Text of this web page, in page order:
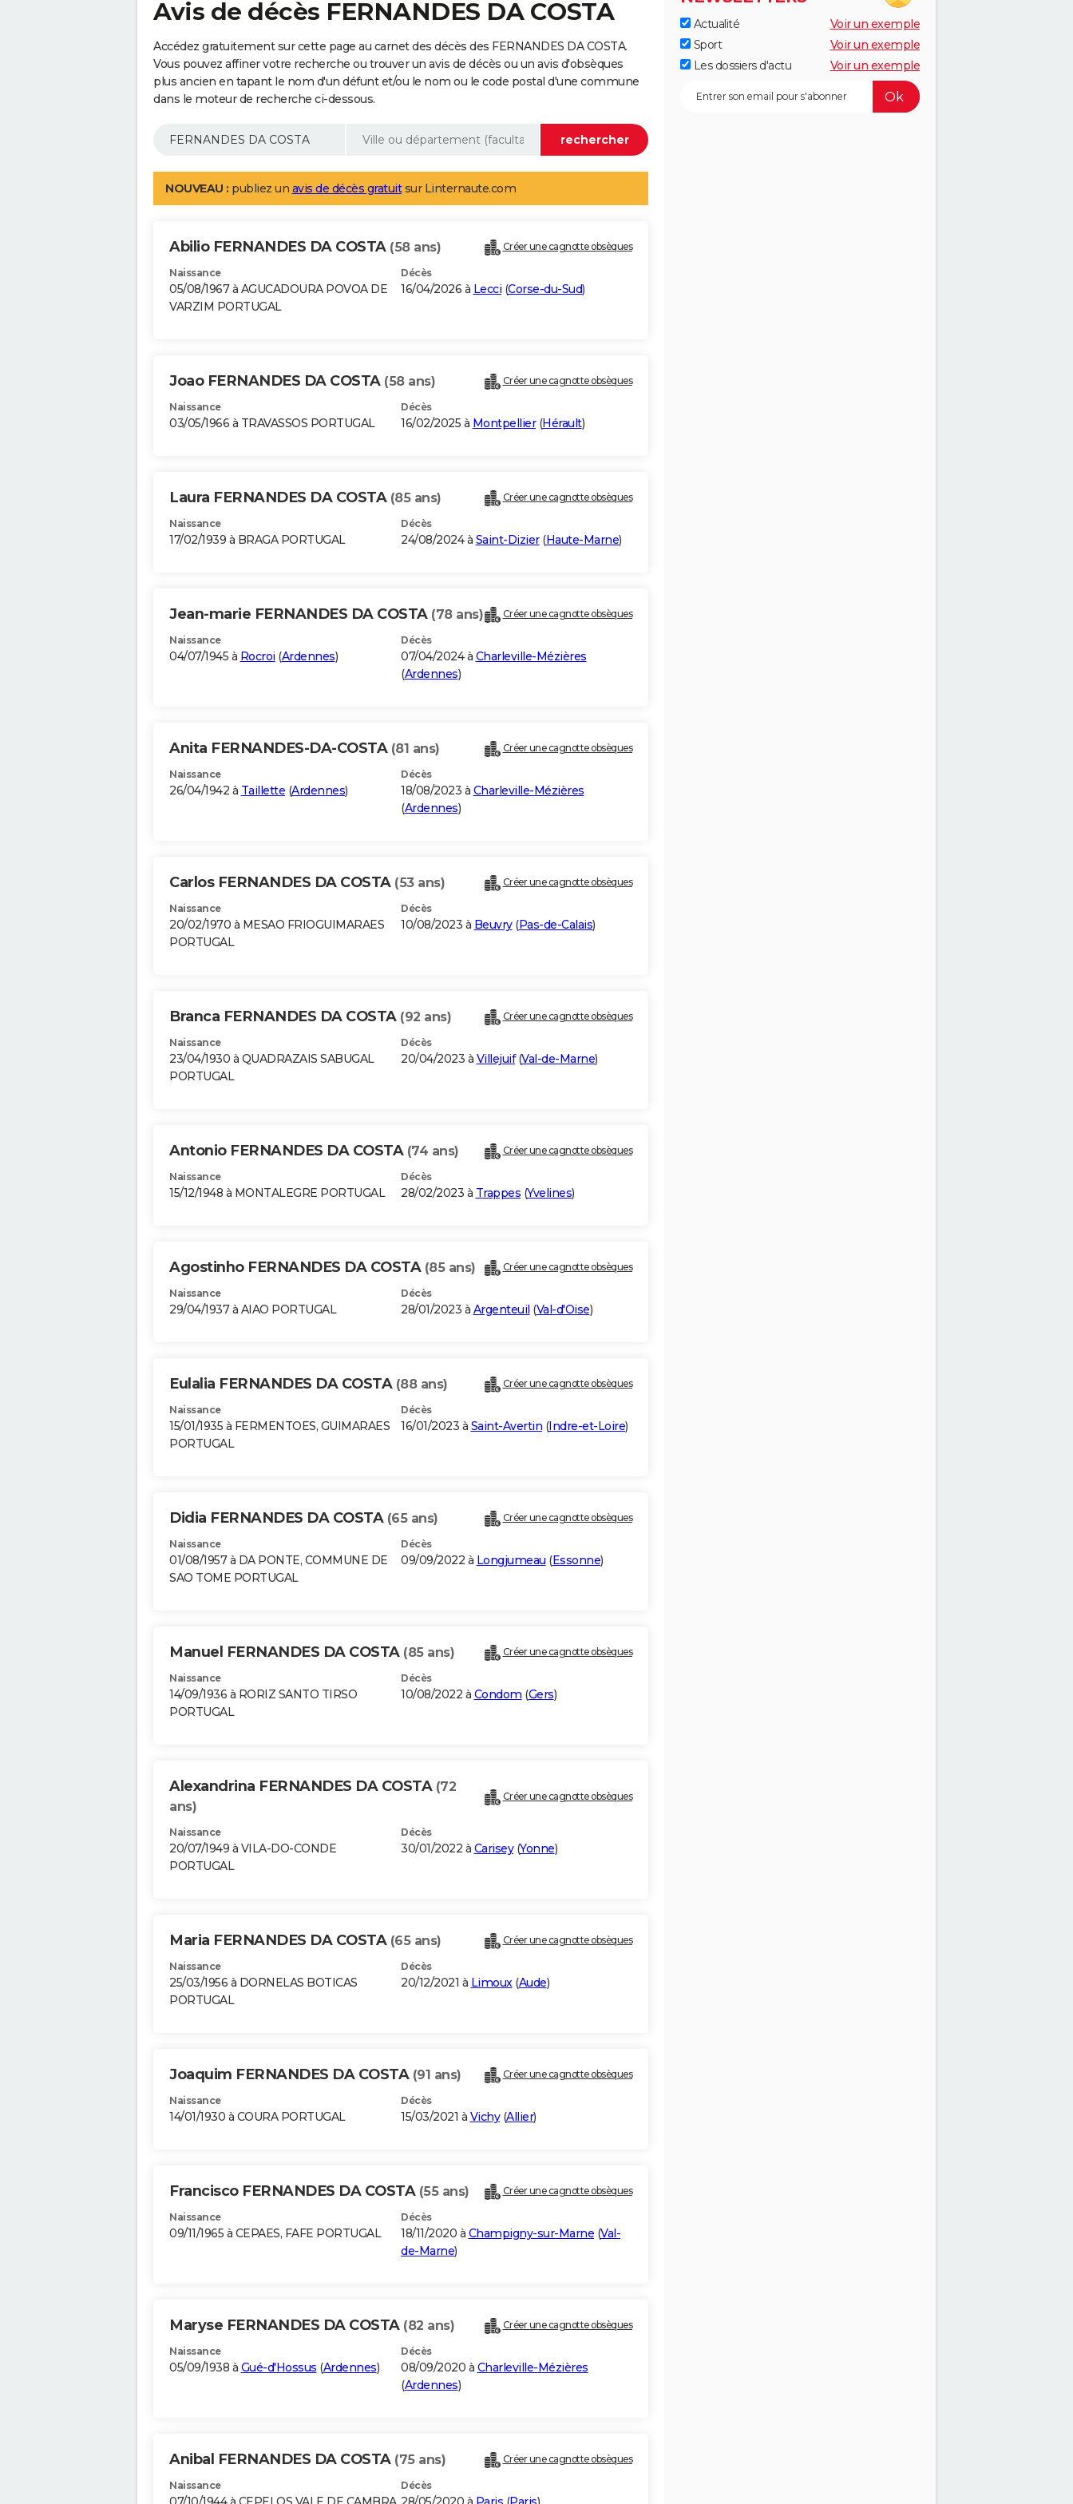
Avis de décès FERNANDES DA COSTA
Accédez gratuitement sur cette page au carnet des décès des FERNANDES DA COSTA.
Vous pouvez affiner votre recherche ou trouver un avis de décès ou un avis d'obsèques
plus ancien en tapant le nom d'un défunt et/ou le nom ou le code postal d'une commune
dans le moteur de recherche ci-dessous.
NOUVEAU : publiez un avis de décès gratuitsur Linternaute.com
Abilio FERNANDES DA COSTA (58 ans) Créer une cagnotte obsèques
Naissance
05/08/1967 à AGUCADOURA POVOA DE
VARZIM PORTUGAL
Décès
16/04/2026 à Lecci (Corse-du-Sud)
Joao FERNANDES DA COSTA (58 ans) Créer une cagnotte obsèques
Naissance
03/05/1966 à TRAVASSOS PORTUGAL
Décès
16/02/2025 à Montpellier(Hérault)
Laura FERNANDES DA COSTA (85 ans) Créer une cagnotte obsèques
Naissance
17/02/1939 à BRAGA PORTUGAL
Décès
24/08/2024 à Saint-Dizier(Haute-Marne)
Jean-marie FERNANDES DA COSTA (78 ans) Créer une cagnotte obsèques
Naissance
04/07/1945 à Rocroi (Ardennes)
Décès
07/04/2024 à Charleville-Mézières
(Ardennes)
Anita FERNANDES-DA-COSTA (81 ans) Créer une cagnotte obsèques
Naissance
26/04/1942 à Taillette (Ardennes)
Décès
18/08/2023 à Charleville-Mézières
(Ardennes)
Carlos FERNANDES DA COSTA (53 ans) Créer une cagnotte obsèques
Naissance
20/02/1970 à MESAO FRIOGUIMARAES
PORTUGAL
Décès
10/08/2023 à Beuvry(Pas-de-Calais)
Branca FERNANDES DA COSTA (92 ans) Créer une cagnotte obsèques
Naissance
23/04/1930 à QUADRAZAIS SABUGAL
PORTUGAL
Décès
20/04/2023 à Villejuif(Val-de-Marne)
Antonio FERNANDES DA COSTA (74 ans) Créer une cagnotte obsèques
Naissance
15/12/1948 à MONTALEGRE PORTUGAL
Décès
28/02/2023 à Trappes (Yvelines)
Agostinho FERNANDES DA COSTA (85 ans) Créer une cagnotte obsèques
Naissance
29/04/1937 à AIAO PORTUGAL
Décès
28/01/2023 à Argenteuil (Val-d'Oise)
Eulalia FERNANDES DA COSTA (88 ans) Créer une cagnotte obsèques
Naissance
15/01/1935 à FERMENTOES, GUIMARAES
PORTUGAL
Décès
16/01/2023 à Saint-Avertin (Indre-et-Loire)
Didia FERNANDES DA COSTA (65 ans) Créer une cagnotte obsèques
Naissance
01/08/1957 à DA PONTE, COMMUNE DE
SAO TOME PORTUGAL
Décès
09/09/2022 à Longjumeau (Essonne)
Manuel FERNANDES DA COSTA (85 ans) Créer une cagnotte obsèques
Naissance
14/09/1936 à RORIZ SANTO TIRSO
PORTUGAL
Décès
10/08/2022 à Condom (Gers)
Alexandrina FERNANDES DA COSTA (72
ans)
Créer une cagnotte obsèques
Naissance
20/07/1949 à VILA-DO-CONDE
PORTUGAL
Décès
30/01/2022 à Carisey(Yonne)
Maria FERNANDES DA COSTA (65 ans) Créer une cagnotte obsèques
Naissance
25/03/1956 à DORNELAS BOTICAS
PORTUGAL
Décès
20/12/2021 à Limoux(Aude)
Joaquim FERNANDES DA COSTA (91 ans) Créer une cagnotte obsèques
Naissance
14/01/1930 à COURA PORTUGAL
Décès
15/03/2021 à Vichy(Allier)
Francisco FERNANDES DA COSTA (55 ans) Créer une cagnotte obsèques
Naissance
09/11/1965 à CEPAES, FAFE PORTUGAL
Décès
18/11/2020 à Champigny-sur-Marne (Val-
de-Marne)
Maryse FERNANDES DA COSTA (82 ans) Créer une cagnotte obsèques
Naissance
05/09/1938 à Gué-d'Hossus (Ardennes)
Décès
08/09/2020 à Charleville-Mézières
(Ardennes)
Anibal FERNANDES DA COSTA (75 ans) Créer une cagnotte obsèques
Naissance Décès
Actualité
Voir un exemple
Sport
Voir un exemple
Les dossiers d'actu
Voir un exemple